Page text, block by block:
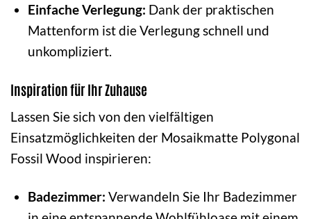
Einfache Verlegung: Dank der praktischen
Mattenform ist die Verlegung schnell und
unkompliziert.
Inspiration für Ihr Zuhause
Lassen Sie sich von den vielfältigen
Einsatzmöglichkeiten der Mosaikmatte Polygonal
Fossil Wood inspirieren:
Badezimmer: Verwandeln Sie Ihr Badezimmer